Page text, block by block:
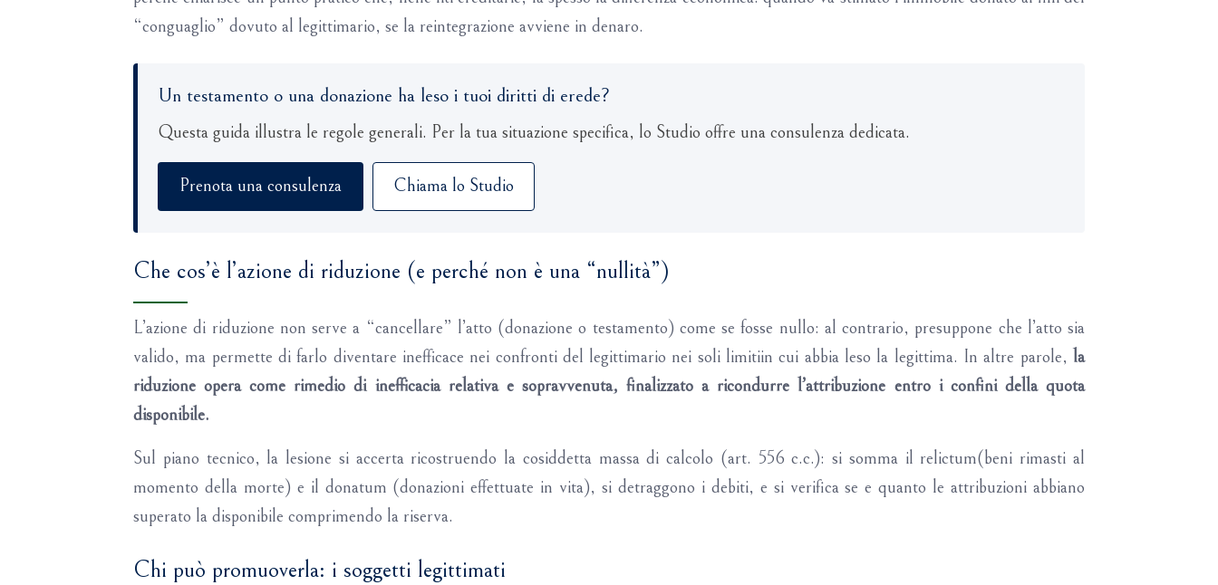
“conguaglio” dovuto al legittimario, se la reintegrazione avviene in denaro.
Un testamento o una donazione ha leso i tuoi diritti di erede?
Questa guida illustra le regole generali. Per la tua situazione specifica, lo Studio offre una consulenza dedicata.
Prenota una consulenza Chiama lo Studio
Che cos’è l’azione di riduzione (e perché non è una “nullità”)
L’azione di riduzione non serve a “cancellare” l’atto (donazione o testamento) come se fosse nullo: al contrario, presuppone che l’atto sia
valido, ma permette di farlo diventare inefficace nei confronti del legittimario nei soli limitiin cui abbia leso la legittima. In altre parole, la
riduzione opera come rimedio di inefficacia relativa e sopravvenuta, finalizzato a ricondurre l’attribuzione entro i confini della quota
disponibile.
Sul piano tecnico, la lesione si accerta ricostruendo la cosiddetta massa di calcolo (art. 556 c.c.): si somma il relictum(beni rimasti al
momento della morte) e il donatum (donazioni effettuate in vita), si detraggono i debiti, e si verifica se e quanto le attribuzioni abbiano
superato la disponibile comprimendo la riserva.
Chi può promuoverla: i soggetti legittimati